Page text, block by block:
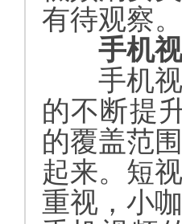
有待观察。
手机视
手机视
的不断提
的覆盖范
起来。短
重视，小